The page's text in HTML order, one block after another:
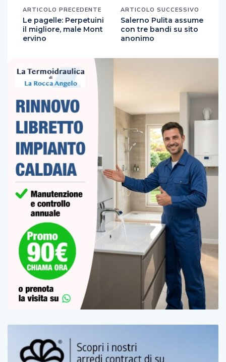
ARTICOLO PRECEDENTE
Le pagelle: Perpetuini
il migliore, male Mont
ervino
ARTICOLO SUCCESSIVO
Salerno Pulita assume
con tre bandi su sito
anonimo